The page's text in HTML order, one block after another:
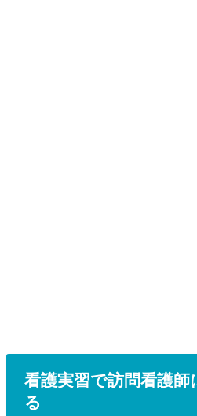
看護実習で訪問看護
る